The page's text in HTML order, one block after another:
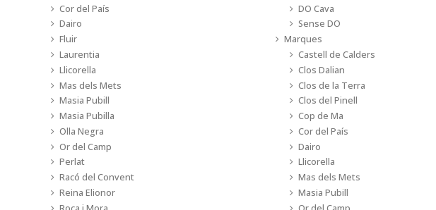
Cor del País
Dairo
Fluir
Laurentia
Llicorella
Mas dels Mets
Masia Pubill
Masia Pubilla
Olla Negra
Or del Camp
Perlat
Racó del Convent
Reina Elionor
DO Cava
Sense DO
Marques
Castell de Calders
Clos Dalian
Clos de la Terra
Clos del Pinell
Cop de Ma
Cor del País
Dairo
Llicorella
Mas dels Mets
Masia Pubill